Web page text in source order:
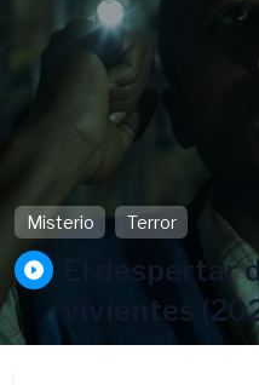
Misterio Terror
El despertar
vivientes